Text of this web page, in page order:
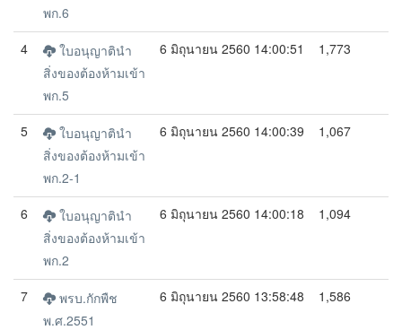
พก.6
4
ใบอนุญาตินำ
สิ่งของต้องห้ามเข้า
พก.5
6 มิถุนายน 2560 14:00:51 1,773
5
ใบอนุญาตินำ
สิ่งของต้องห้ามเข้า
พก.2-1
6 มิถุนายน 2560 14:00:39 1,067
6
ใบอนุญาตินำ
สิ่งของต้องห้ามเข้า
พก.2
6 มิถุนายน 2560 14:00:18 1,094
7
พรบ.กักพืช
พ.ศ.2551
6 มิถุนายน 2560 13:58:48 1,586